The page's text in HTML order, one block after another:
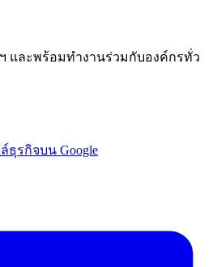
ฯ และพร้อมทำงานร่วมกับองค์กรทั่ว
ธุรกิจบน Google